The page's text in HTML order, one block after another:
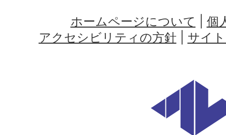
ホームページについて
個
アクセシビリティの方針| サイ